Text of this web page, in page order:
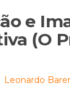
e
(O
Leonardo